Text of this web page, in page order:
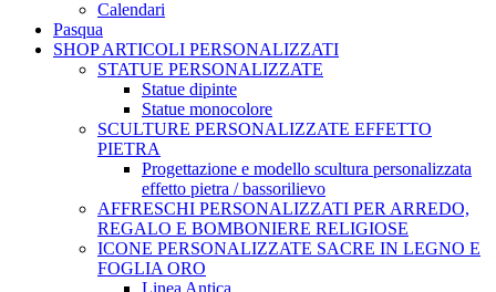
Calendari
Pasqua
SHOP ARTICOLI PERSONALIZZATI
STATUE PERSONALIZZATE
Statue dipinte
Statue monocolore
SCULTURE PERSONALIZZATE EFFETTO
PIETRA
Progettazione e modello scultura personalizzata
effetto pietra / bassorilievo
AFFRESCHI PERSONALIZZATI PER ARREDO,
REGALO E BOMBONIERE RELIGIOSE
ICONE PERSONALIZZATE SACRE IN LEGNO E
FOGLIA ORO